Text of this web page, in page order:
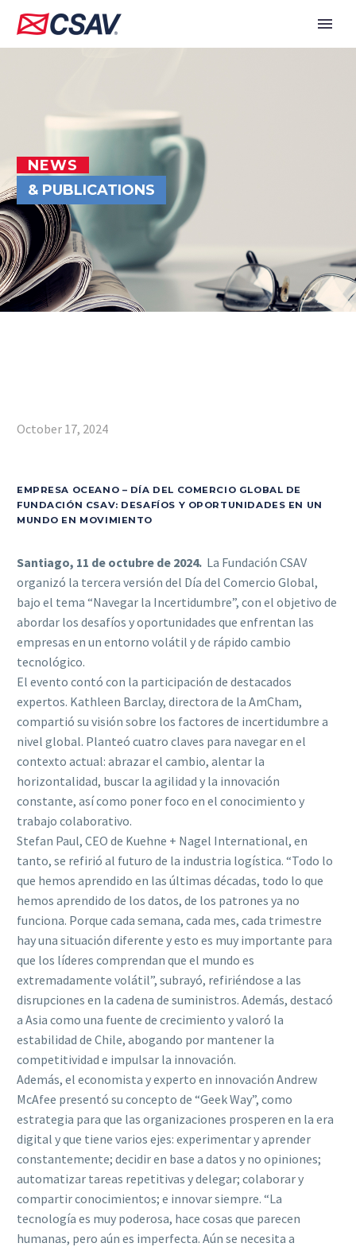
NEWS
& PUBLICATIONS
October 17, 2024
EMPRESA OCEANO – DÍA DEL COMERCIO GLOBAL DE
FUNDACIÓN CSAV: DESAFÍOS Y OPORTUNIDADES EN UN
MUNDO EN MOVIMIENTO
Santiago, 11 de octubre de 2024. La Fundación CSAV
organizó la tercera versión del Día del Comercio Global,
bajo el tema “Navegar la Incertidumbre”, con el objetivo de
abordar los desafíos y oportunidades que enfrentan las
empresas en un entorno volátil y de rápido cambio
tecnológico.
El evento contó con la participación de destacados
expertos. Kathleen Barclay, directora de la AmCham,
compartió su visión sobre los factores de incertidumbre a
nivel global. Planteó cuatro claves para navegar en el
contexto actual: abrazar el cambio, alentar la
horizontalidad, buscar la agilidad y la innovación
constante, así como poner foco en el conocimiento y
trabajo colaborativo.
Stefan Paul, CEO de Kuehne + Nagel International, en
tanto, se refirió al futuro de la industria logística. “Todo lo
que hemos aprendido en las últimas décadas, todo lo que
hemos aprendido de los datos, de los patrones ya no
funciona. Porque cada semana, cada mes, cada trimestre
hay una situación diferente y esto es muy importante para
que los líderes comprendan que el mundo es
extremadamente volátil”, subrayó, refiriéndose a las
disrupciones en la cadena de suministros. Además, destacó
a Asia como una fuente de crecimiento y valoró la
estabilidad de Chile, abogando por mantener la
competitividad e impulsar la innovación.
Además, el economista y experto en innovación Andrew
McAfee presentó su concepto de “Geek Way”, como
estrategia para que las organizaciones prosperen en la era
digital y que tiene varios ejes: experimentar y aprender
constantemente; decidir en base a datos y no opiniones;
automatizar tareas repetitivas y delegar; colaborar y
compartir conocimientos; e innovar siempre. “La
tecnología es muy poderosa, hace cosas que parecen
humanas, pero aún es imperfecta. Aún se necesita a